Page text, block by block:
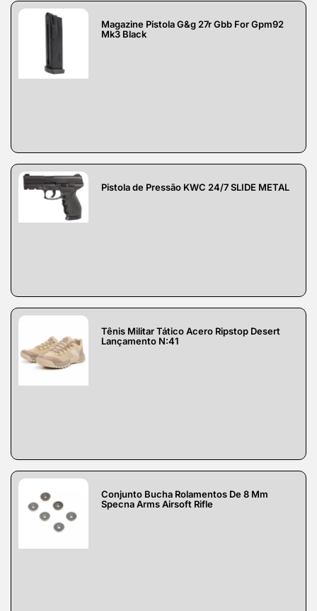
Magazine Pistola G&g 27r Gbb For Gpm92
Mk3 Black
Pistola de Pressão KWC 24/7 SLIDE METAL
Tênis Militar Tático Acero Ripstop Desert
Lançamento N:41
Conjunto Bucha Rolamentos De 8 Mm
Specna Arms Airsoft Rifle